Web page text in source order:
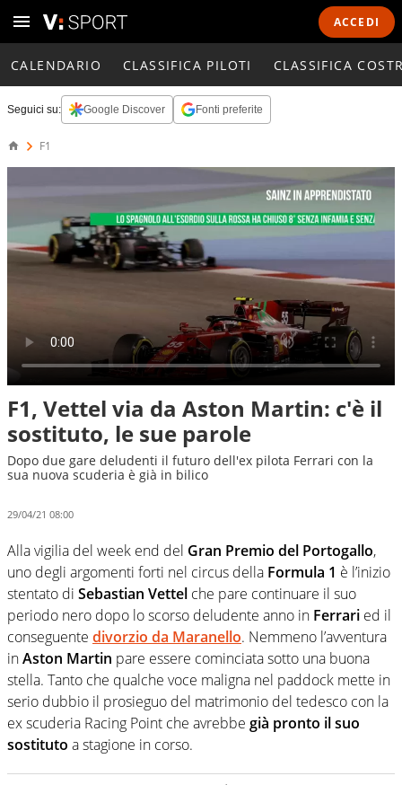
ACCEDI
CALENDARIO CLASSIFICA PILOTI CLASSIFICA
Seguici su: Google Discover Fonti preferite
F1
F1, Vettel via da Aston Martin: c'è il
sostituto, le sue parole
Dopo due gare deludenti il futuro dell'ex pilota Ferrari con la
sua nuova scuderia è già in bilico
29/04/21 08:00
Alla vigilia del week end del Gran Premio del Portogallo,
uno degli argomenti forti nel circus della Formula 1 è l’inizio
stentato di Sebastian Vettel che pare continuare il suo
periodo nero dopo lo scorso deludente anno in Ferrari ed il
conseguente divorzio da Maranello. Nemmeno l’avventura
inAston Martin pare essere cominciata sotto una buona
stella. Tanto che qualche voce maligna nel paddock mette in
serio dubbio il prosieguo del matrimonio del tedesco con la
ex scuderia Racing Point che avrebbe già pronto il suo
sostituto a stagione in corso.